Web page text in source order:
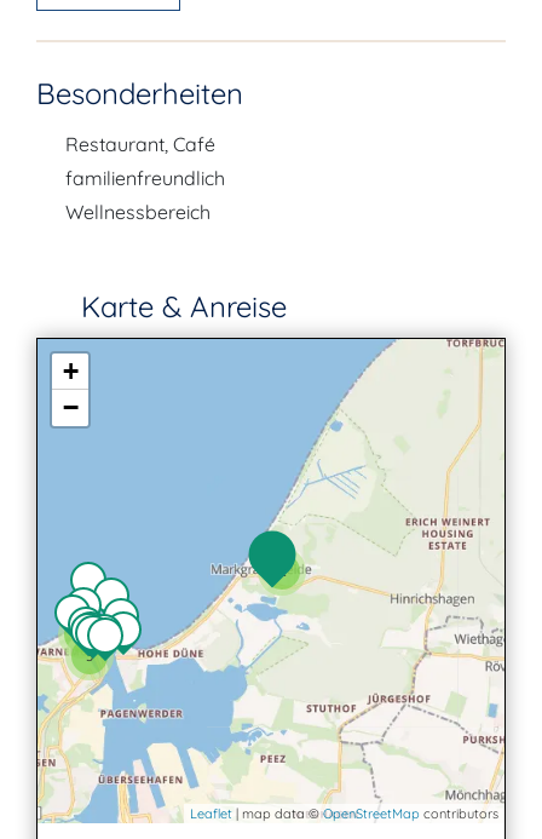
Besonderheiten
Restaurant, Café
familienfreundlich
Wellnessbereich
Karte & Anreise
2
2
3
+
−
Leaflet | map data ©OpenStreetMap contributors